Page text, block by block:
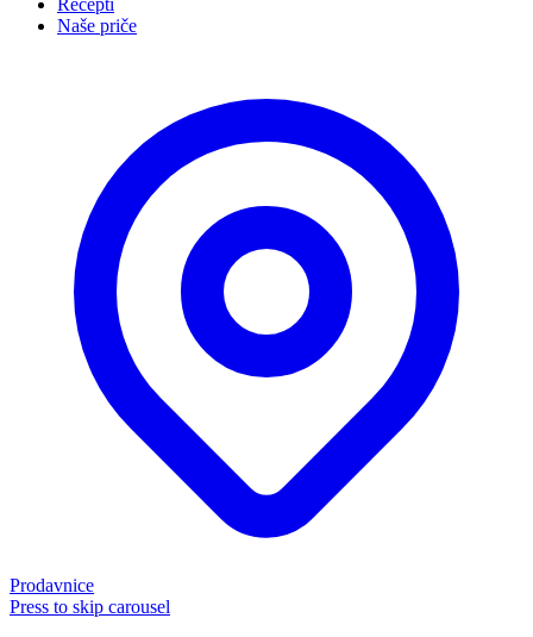
Recepti
Naše priče
Prodavnice
Press to skip carousel